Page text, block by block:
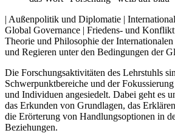
| Außenpolitik und Diplomatie |
Global Governance | Friedens- und
Theorie und Philosophie der
und Regieren unter den Bedingungen der
Die Forschungsaktivitäten des Lehrstuhls
Schwerpunktbereiche und der
und Individuen angesiedelt. Dabei geht es
das Erkunden von Grundlagen, das
die Erörterung von Handlungsoptionen in
Beziehungen.